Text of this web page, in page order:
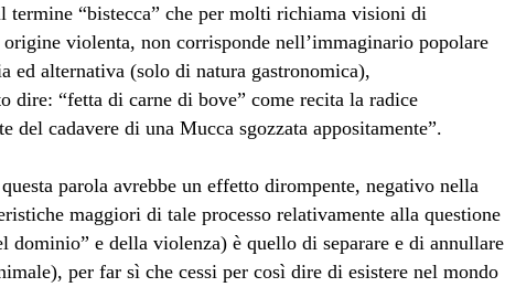
termine “bistecca” che per molti richiama visioni di
violenta, non corrisponde nell’immaginario popolare
ed alternativa (solo di natura gastronomica),
dire: “fetta di carne di bove” come recita la radice
del cadavere di una Mucca sgozzata appositamente”.
parola avrebbe un effetto dirompente, negativo nella
maggiori di tale processo relativamente alla questione
dominio” e della violenza) è quello di separare e di annullare
per far sì che cessi per così dire di esistere nel mondo